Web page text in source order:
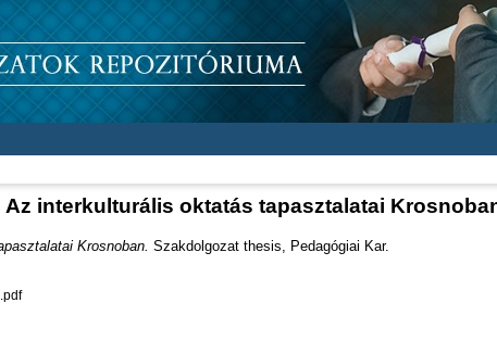
Az interkulturális oktatás tapasztalatai
Krosnoban. Szakdolgozat thesis, Pedagógiai Kar.